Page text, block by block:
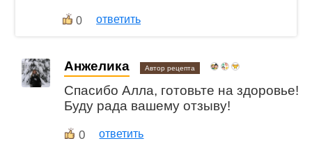
0 ответить
Анжелика Автор рецепта
Спасибо Алла, готовьте на здоровье!
Буду рада вашему отзыву!
0 ответить